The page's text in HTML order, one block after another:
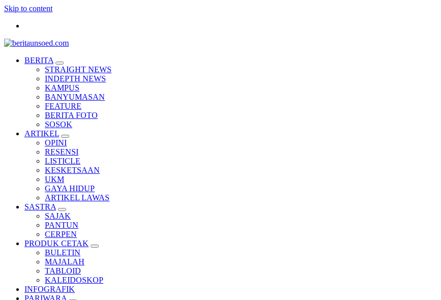
Skip to content
Pemandu Wawasan Almamater
BERITA
STRAIGHT NEWS
INDEPTH NEWS
KAMPUS
BANYUMASAN
FEATURE
BERITA FOTO
SOSOK
ARTIKEL
OPINI
RESENSI
LISTICLE
KESKETSAAN
UKM
GAYA HIDUP
ARTIKEL LAWAS
SASTRA
SAJAK
PANTUN
CERPEN
PRODUK CETAK
BULETIN
MAJALAH
TABLOID
KALEIDOSKOP
INFOGRAFIK
PARIWARA